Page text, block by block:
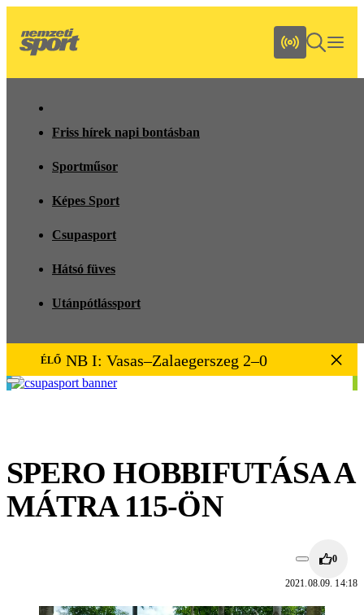
Friss hírek napi bontásban
Sportműsor
Képes Sport
Csupasport
Hátsó füves
Utánpótlássport
ÉLŐ NB I: Vasas–Zalaegerszeg 2–0
SPERO HOBBIFUTÁSA A
MÁTRA 115-ÖN
0
2021.08.09. 14:18